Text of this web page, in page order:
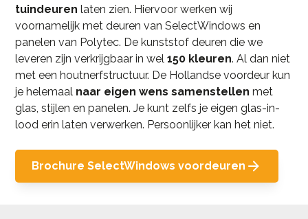
tuindeuren laten zien. Hiervoor werken wij
voornamelijk met deuren van SelectWindows en
panelen van Polytec. De kunststof deuren die we
leveren zijn verkrijgbaar in wel150 kleuren. Al dan niet
met een houtnerfstructuur. De Hollandse voordeur kun
je helemaal naar eigen wens samenstellen met
glas, stijlen en panelen. Je kunt zelfs je eigen glas-in-
lood erin laten verwerken. Persoonlijker kan het niet.
Brochure SelectWindows voordeuren